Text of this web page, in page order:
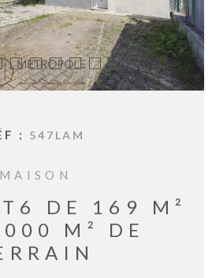
: 547LAM
MAISON
DE 169 M²
M² DE